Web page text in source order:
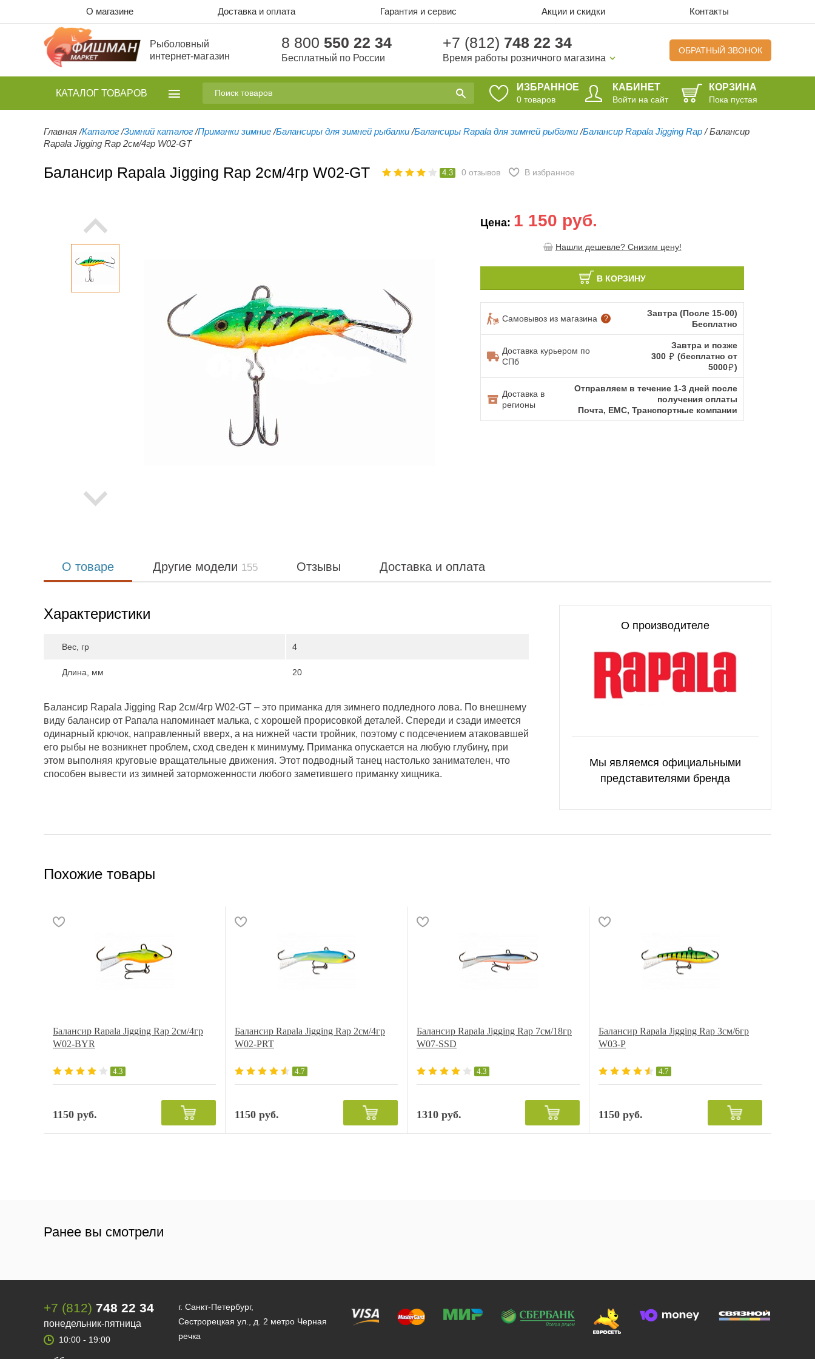
О магазине Доставка и оплата Гарантия и сервис Акции и скидки Контакты
Рыболовный
интернет-магазин
8 800 550 22 34
Бесплатный по России
+7 (812) 748 22 34
Время работы розничного магазина
ОБРАТНЫЙ ЗВОНОК
ИЗБРАННОЕ
0 товаров
КАБИНЕТ
Войти на сайт
КОРЗИНА
Пока пустая
КАТАЛОГ ТОВАРОВ
Главная /Каталог /Зимний каталог /Приманки зимние /Балансиры для зимней рыбалки /Балансиры Rapala для зимней рыбалки /Балансир Rapala Jigging Rap /Балансир
Rapala Jigging Rap 2см/4гр W02-GT
Балансир Rapala Jigging Rap 2см/4гр W02-GT 4.3 0 отзывов В избранное
Цена: 1 150 руб.
Нашли дешевле? Снизим цену!
В КОРЗИНУ
Самовывоз из магазина ?
Завтра (После 15-00)
Бесплатно
Доставка курьером по
СПб
Завтра и позже
300
(бесплатно от
5000
)
Доставка в
регионы
Отправляем в течение 1-3 дней после
получения оплаты
Почта, ЕМС, Транспортные компании
О товаре Другие модели 155 Отзывы Доставка и оплата
О производителе
Мы являемся официальными
представителями бренда
Характеристики
Вес, гр 4
Длина, мм 20
Балансир Rapala Jigging Rap 2см/4гр W02-GT – это приманка для зимнего подледного лова. По внешнему
виду балансир от Рапала напоминает малька, с хорошей прорисовкой деталей. Спереди и сзади имеется
одинарный крючок, направленный вверх, а на нижней части тройник, поэтому с подсечением атаковавшей
его рыбы не возникнет проблем, сход сведен к минимуму. Приманка опускается на любую глубину, при
этом выполняя круговые вращательные движения. Этот подводный танец настолько занимателен, что
способен вывести из зимней заторможенности любого заметившего приманку хищника.
Похожие товары
Балансир Rapala Jigging Rap 2см/4гр
W02-BYR
4.3
1150 руб.
Балансир Rapala Jigging Rap 2см/4гр
W02-PRT
4.7
1150 руб.
Балансир Rapala Jigging Rap 7см/18гр
W07-SSD
4.3
1310 руб.
Балансир Rapala Jigging Rap 3см/6гр
W03-P
4.7
1150 руб.
Ранее вы смотрели
+7 (812) 748 22 34
понедельник-пятница
10:00 - 19:00
г. Санкт-Петербург,
Сестрорецкая ул., д. 2 метро Черная
речка